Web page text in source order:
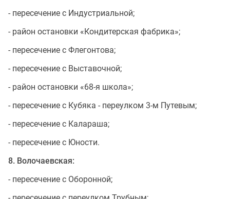
- пересечение с Индустриальной;
- район остановки «Кондитерская фабрика»;
- пересечение с Флегонтова;
- пересечение с Выставочной;
- район остановки «68-я школа»;
- пересечение с Кубяка - переулком 3-м Путевым;
- пересечение с Калараша;
- пересечение с Юности.
8. Волочаевская:
- пересечение с Оборонной;